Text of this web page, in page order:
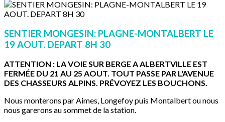
SENTIER MONGESIN: PLAGNE-MONTALBERT LE
19 AOUT. DEPART 8H 30
ATTENTION : LA VOIE SUR BERGE A ALBERTVILLE EST
FERMÉE DU 21 AU 25 AOUT. TOUT PASSE PAR L'AVENUE
DES CHASSEURS ALPINS. PRÉVOYEZ LES BOUCHONS.
Nous monterons par Aimes, Longefoy puis Montalbert ou nous
nous garerons au sommet de la station.